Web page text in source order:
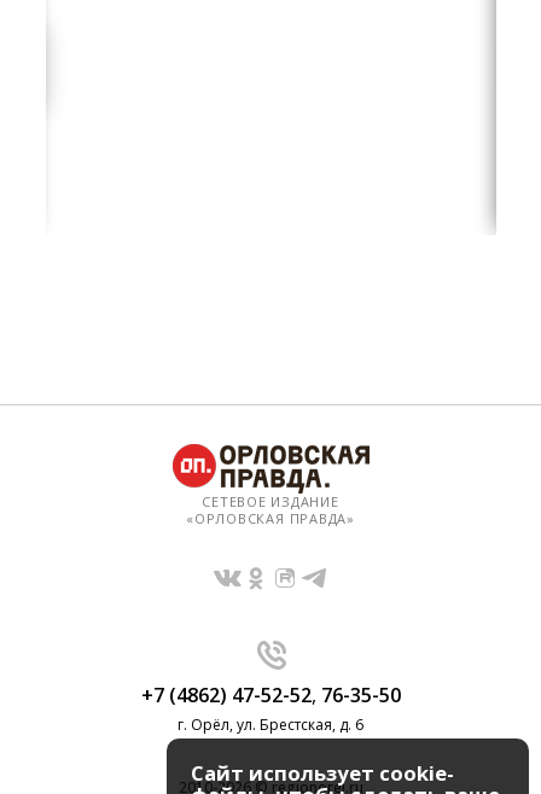
СЕТЕВОЕ ИЗДАНИЕ
«ОРЛОВСКАЯ ПРАВДА»
+7 (4862) 47-52-52, 76-35-50
г. Орёл, ул. Брестская, д. 6
2010-2026 © regionorel.ru
Сайт использует cookie-